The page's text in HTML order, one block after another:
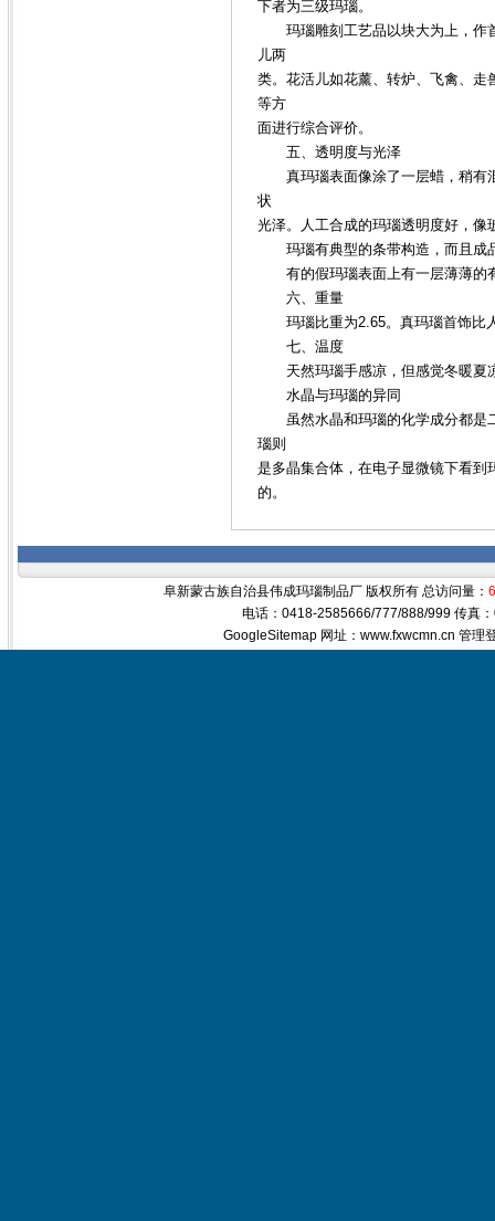
下者为三级玛瑙。
玛瑙雕刻工艺品以块大为上，作首
儿两
类。花活儿如花薰、转炉、飞禽、
等方
面进行综合评价。
五、透明度与光泽
真玛瑙表面像涂了一层蜡，稍有混
状
光泽。人工合成的玛瑙透明度好，像
玛瑙有典型的条带构造，而且成
有的假玛瑙表面上有一层薄薄的
六、重量
玛瑙比重为2.65。真玛瑙首饰比
七、温度
天然玛瑙手感凉，但感觉冬暖夏
水晶与玛瑙的异同
虽然水晶和玛瑙的化学成分都是二
瑙则
是多晶集合体，在电子显微镜下看
的。
阜新蒙古族自治县伟成玛瑙制品厂 版权所有 总访问量：
电话：0418-2585666/777/888/999 传真
GoogleSitemap 网址：www.fxwcmn.cn 管理